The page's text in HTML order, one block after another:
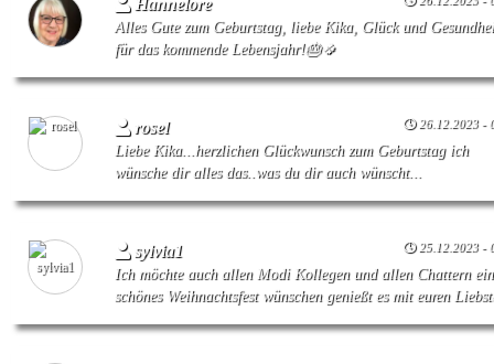
Hannelore
Alles Gute zum Geburtstag, liebe Kika, Glück und
für das kommende Lebensjahr!🎂🍀
rosel 26.12.2023 -
Liebe Kika...herzlichen Glückwunsch zum Geburtstag ich
wünsche dir alles das..was du dir auch wünscht...
sylvia1 25.12.2023 -
Ich möchte auch allen Modi Kollegen und allen Chattern ein
schönes Weihnachtsfest wünschen genießt es mit euren